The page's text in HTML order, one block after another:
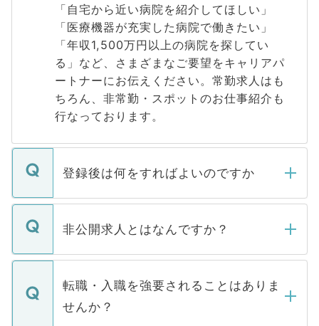
「自宅から近い病院を紹介してほしい」
「医療機器が充実した病院で働きたい」
「年収1,500万円以上の病院を探してい
る」など、さまざまなご要望をキャリアパ
ートナーにお伝えください。常勤求人はも
ちろん、非常勤・スポットのお仕事紹介も
行なっております。
登録後は何をすればよいのですか
ご登録いただきましたら、弊社担当者がご
登録内容を確認し、その後メールもしくは
ます。通常、5営業日以内にはご連絡をせて
いただきますので、しばらくお待ちくださ
非公開求人とはなんですか？
マイナビDOCTORで取り扱っている求人の
うち約3割は、Webサイトからご覧いただ
けない「非公開求人」です。非公開求人は
下記の理由によって、一般には公開してい
転職・入職を強要されることはありま
せんか？